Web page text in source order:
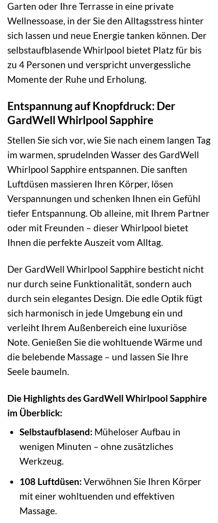
Garten oder Ihre Terrasse in eine private
Wellnessoase, in der Sie den Alltagsstress hinter
sich lassen und neue Energie tanken können. Der
selbstaufblasende Whirlpool bietet Platz für bis
zu 4 Personen und verspricht unvergessliche
Momente der Ruhe und Erholung.
Entspannung auf Knopfdruck: Der
GardWell Whirlpool Sapphire
Stellen Sie sich vor, wie Sie nach einem langen Tag
im warmen, sprudelnden Wasser des GardWell
Whirlpool Sapphire entspannen. Die sanften
Luftdüsen massieren Ihren Körper, lösen
Verspannungen und schenken Ihnen ein Gefühl
tiefer Entspannung. Ob alleine, mit Ihrem Partner
oder mit Freunden – dieser Whirlpool bietet
Ihnen die perfekte Auszeit vom Alltag.
Der GardWell Whirlpool Sapphire besticht nicht
nur durch seine Funktionalität, sondern auch
durch sein elegantes Design. Die edle Optik fügt
sich harmonisch in jede Umgebung ein und
verleiht Ihrem Außenbereich eine luxuriöse
Note. Genießen Sie die wohltuende Wärme und
die belebende Massage – und lassen Sie Ihre
Seele baumeln.
Die Highlights des GardWell Whirlpool Sapphire
im Überblick:
Selbstaufblasend: Müheloser Aufbau in
wenigen Minuten – ohne zusätzliches
Werkzeug.
108 Luftdüsen: Verwöhnen Sie Ihren Körper
mit einer wohltuenden und effektiven
Massage.